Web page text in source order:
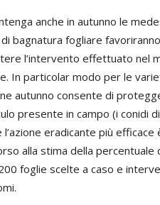
anche in autunno le
bagnatura fogliare
l’intervento effettuato nel
In particolar modo per le
autunno consente di
presente in campo (i conidi di
eradicante più
alla stima della
foglie scelte a caso e